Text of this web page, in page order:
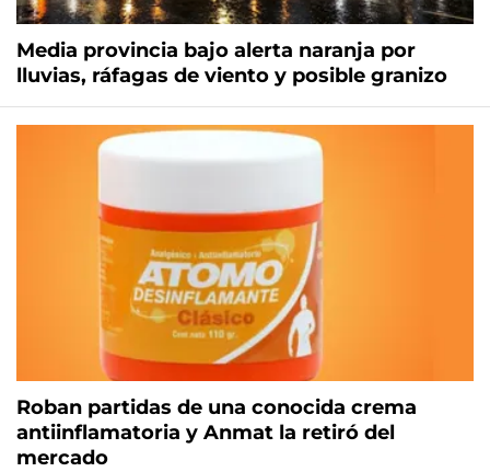
Media provincia bajo alerta naranja por
lluvias, ráfagas de viento y posible granizo
Roban partidas de una conocida crema
antiinflamatoria y Anmat la retiró del
mercado